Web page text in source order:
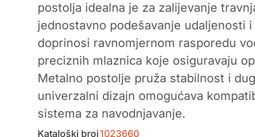
postolja idealna je za zalijevanje
jednostavno podešavanje udaljenosti
doprinosi ravnomjernom rasporedu
preciznih mlaznica koje osiguravaju
Metalno postolje pruža stabilnost i
univerzalni dizajn omogućava
sistema za navodnjavanje.
Kataloški broj1023660